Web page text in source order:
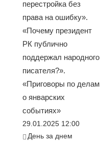
перестройка без
права на ошибку».
«Почему президент
РК публично
поддержал народного
писателя?».
«Приговоры по делам
о январских
событиях»
29.01.2025 12:00
День за днем